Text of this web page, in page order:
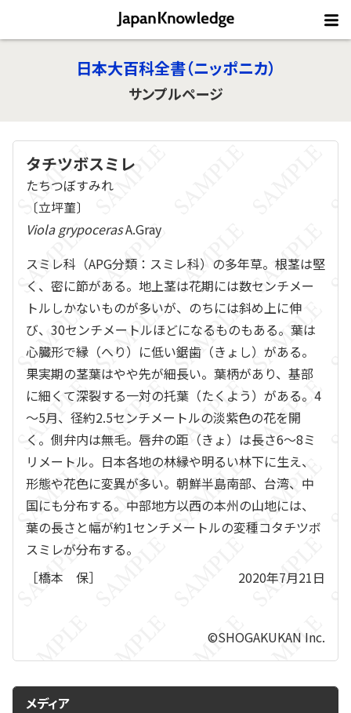
日本大百科全書（ニッポニカ）
サンプルページ
タチツボスミレ
たちつぼすみれ
〔立坪菫〕
Viola grypocerasA.Gray
スミレ科（APG分類：スミレ科）の多年草。根茎は堅
く、密に節がある。地上茎は花期には数センチメー
トルしかないものが多いが、のちには斜め上に伸
び、30センチメートルほどになるものもある。葉は
心臓形で縁（へり）に低い鋸歯（きょし）がある。
果実期の茎葉はやや先が細長い。葉柄があり、基部
に細くて深裂する一対の托葉（たくよう）がある。4
～5月、径約2.5センチメートルの淡紫色の花を開
く。側弁内は無毛。唇弁の距（きょ）は長さ6～8ミ
リメートル。日本各地の林縁や明るい林下に生え、
形態や花色に変異が多い。朝鮮半島南部、台湾、中
国にも分布する。中部地方以西の本州の山地には、
葉の長さと幅が約1センチメートルの変種コタチツボ
スミレが分布する。
［橋本 保］
2020年7月21日
©SHOGAKUKAN Inc.
メディア